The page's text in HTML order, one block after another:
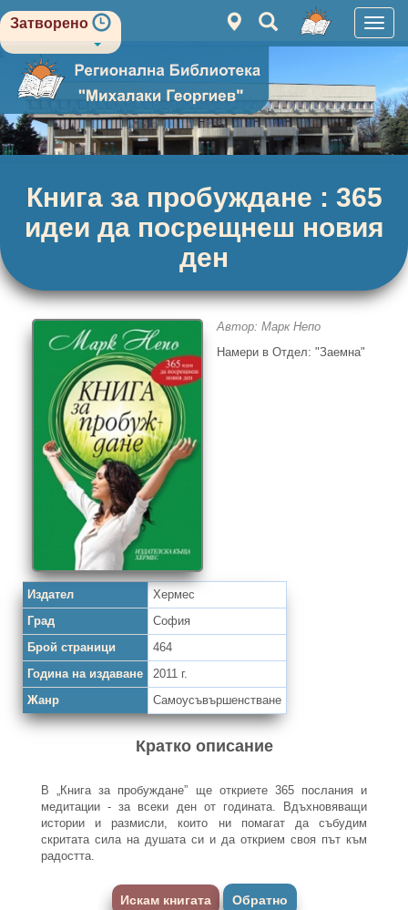
Затворено
Книга за пробуждане : 365
идеи да посрещнеш новия
ден
Автор: Марк Непо
Намери в Отдел: "Заемна"
Издател
Хермес
Град
София
Брой страници
464
Година на издаване
2011 г.
Жанр
Самоусъвършенстване
Кратко описание
В „Книга за пробуждане” ще откриете 365 послания и
медитации - за всеки ден от годината. Вдъхновяващи
истории и размисли, които ни помагат да събудим
скритата сила на душата си и да открием своя път към
радостта.
Искам книгата Обратно